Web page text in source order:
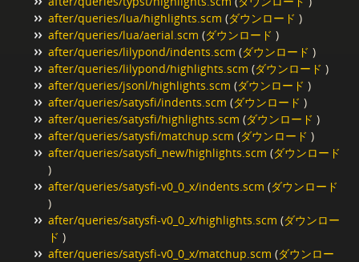
after/queries/lua/highlights.scm (ダウンロード )
after/queries/lua/aerial.scm (ダウンロード )
after/queries/lilypond/indents.scm (ダウンロード )
after/queries/lilypond/highlights.scm (ダウンロード )
after/queries/jsonl/highlights.scm (ダウンロード )
after/queries/satysfi/indents.scm (ダウンロード )
after/queries/satysfi/highlights.scm (ダウンロード )
after/queries/satysfi/matchup.scm (ダウンロード )
after/queries/satysfi_new/highlights.scm (ダウンロード
)
after/queries/satysfi-v0_0_x/indents.scm (ダウンロード
)
after/queries/satysfi-v0_0_x/highlights.scm (ダウンロー
ド )
after/queries/satysfi-v0_0_x/matchup.scm (ダウンロー